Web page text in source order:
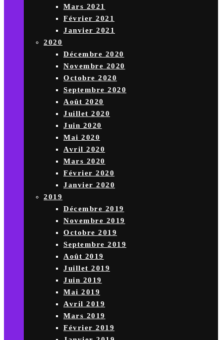
Mars 2021
Février 2021
Janvier 2021
2020
Décembre 2020
Novembre 2020
Octobre 2020
Septembre 2020
Août 2020
Juillet 2020
Juin 2020
Mai 2020
Avril 2020
Mars 2020
Février 2020
Janvier 2020
2019
Décembre 2019
Novembre 2019
Octobre 2019
Septembre 2019
Août 2019
Juillet 2019
Juin 2019
Mai 2019
Avril 2019
Mars 2019
Février 2019